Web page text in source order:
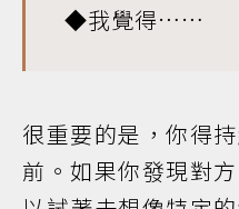
◆我覺得……
很重要的是，你得
前。如果你發現對